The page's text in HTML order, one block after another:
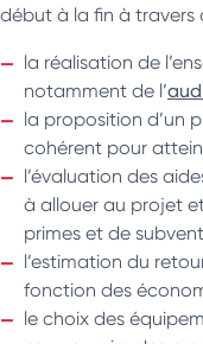
début à la fin à travers
la réalisation de
notamment de l’
la proposition d’un
cohérent pour
l’évaluation des
à allouer au projet
primes et de
l’estimation du
fonction des
le choix des